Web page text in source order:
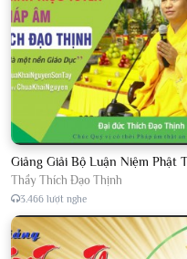
Thầy Thích Đạo Thịnh
3.466 lượt nghe